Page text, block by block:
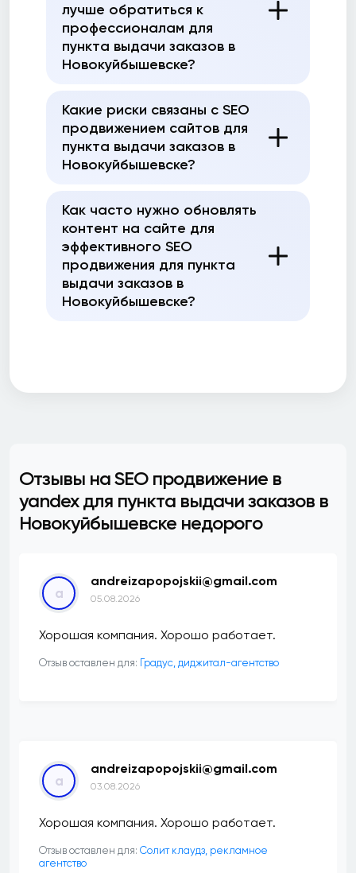
лучше обратиться к
профессионалам для
пункта выдачи заказов в
Новокуйбышевске?
Какие риски связаны с SEO
продвижением сайтов для
пункта выдачи заказов в
Новокуйбышевске?
Как часто нужно обновлять
контент на сайте для
эффективного SEO
продвижения для пункта
выдачи заказов в
Новокуйбышевске?
Отзывы на SEO продвижение в
yandex для пункта выдачи заказов в
Новокуйбышевске недорого
a
andreizapopojskii@gmail.com
05.08.2026
Хорошая компания. Хорошо работает.
Отзыв оставлен для: ​Градус, диджитал-агентство
a
andreizapopojskii@gmail.com
03.08.2026
Хорошая компания. Хорошо работает.
Отзыв оставлен для: Солит клаудз, рекламное
агентство